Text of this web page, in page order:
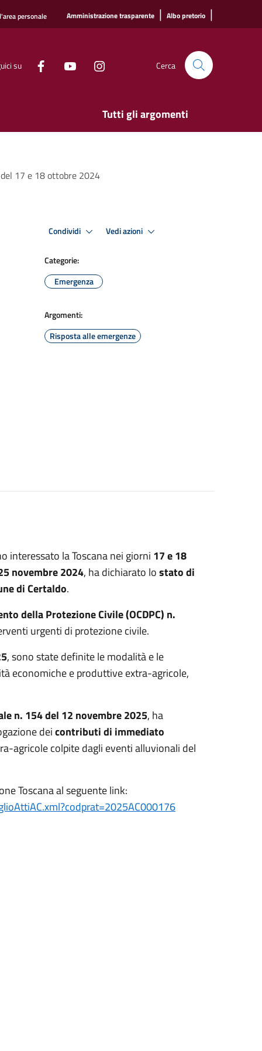
personale Amministrazione trasparente | Albo pretorio |
su Cerca
Tutti gli argomenti
17 e 18 ottobre 2024
Condividi Vedi azioni
Categorie:
Emergenza
Argomenti:
Risposta alle emergenze
interessato la Toscana nei giorni 17 e 18
novembre 2024, ha dichiarato lostato di
di Certaldo.
della Protezione Civile (OCDPC) n.
urgenti di protezione civile.
, sono state definite le modalità e le
economiche e produttive extra-agricole,
n. 154 del 12 novembre 2025, ha
deicontributi di immediato
agricole colpite dagli eventi alluvionali del
Toscana al seguente link: